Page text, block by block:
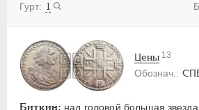
1
Биткин: над головой большая звезда
Цены 13